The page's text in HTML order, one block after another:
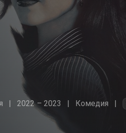
2022 – 2023 Комедия